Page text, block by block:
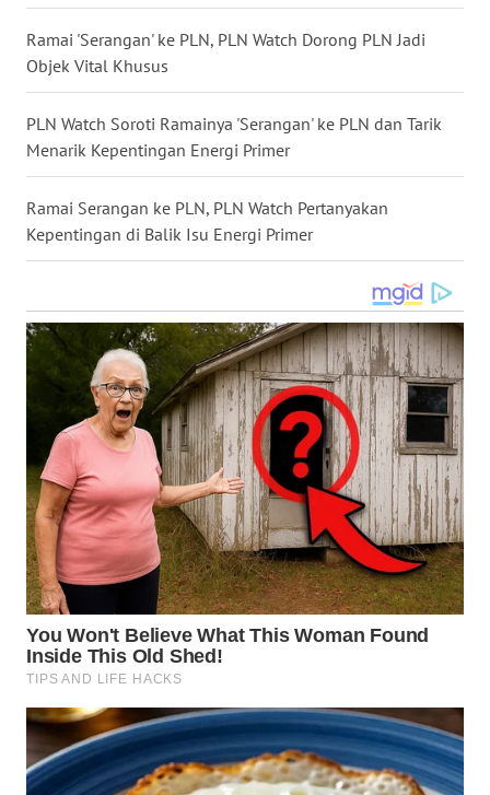
Ramai 'Serangan' ke PLN, PLN Watch Dorong PLN Jadi
Objek Vital Khusus
PLN Watch Soroti Ramainya 'Serangan' ke PLN dan Tarik
Menarik Kepentingan Energi Primer
Ramai Serangan ke PLN, PLN Watch Pertanyakan
Kepentingan di Balik Isu Energi Primer
TANJUNG
LESUNG
WN
WN
TAPANULI
TENGAH
WN DELI
SERDANG
WN
TEBING
TINGGI
WN
PAKPAK
KARAWANG
WN